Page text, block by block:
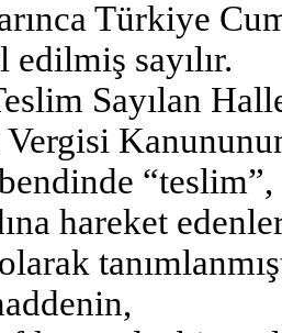
Türkiye
sayılır.
Sayılan
bendinde
hareket